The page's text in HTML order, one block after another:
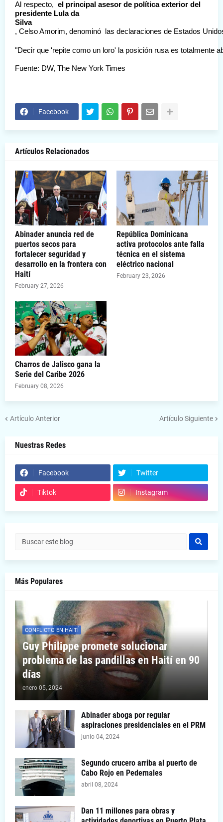
Al respecto, el principal asesor de política exterior del
presidente Lula da
Silva
, Celso Amorim, denominó  las declaraciones de Estados
"Decir que 'repite como un loro' la posición rusa es totalmente
Fuente: DW, The New York Times
Facebook
Artículos Relacionados
Abinader anuncia red de
puertos secos para
fortalecer seguridad y
desarrollo en la frontera con
Haití
February 27, 2026
República Dominicana
activa protocolos ante falla
técnica en el sistema
eléctrico nacional
February 23, 2026
Charros de Jalisco gana la
Serie del Caribe 2026
February 08, 2026
Artículo Anterior Artículo Siguiente
Nuestras Redes
Facebook Twitter
Tiktok Instagram
Más Populares
CONFLICTO EN HAITÍ
Guy Philippe promete solucionar
problema de las pandillas en Haití en 90
días
enero 05, 2024
Abinader aboga por regular
aspiraciones presidenciales en el PRM
junio 04, 2024
Segundo crucero arriba al puerto de
Cabo Rojo en Pedernales
abril 08, 2024
Dan 11 millones para obras y